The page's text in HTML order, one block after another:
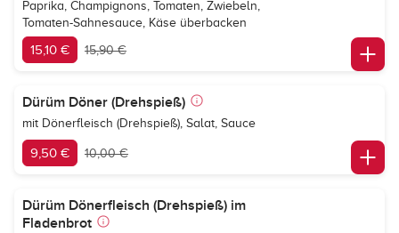
Paprika, Champignons, Tomaten, Zwiebeln,
Tomaten-Sahnesauce, Käse überbacken
15,10 € 15,90 €
Dürüm Döner (Drehspieß)
mit Dönerfleisch (Drehspieß), Salat, Sauce
9,50 € 10,00 €
Dürüm Dönerfleisch (Drehspieß) im
Fladenbrot